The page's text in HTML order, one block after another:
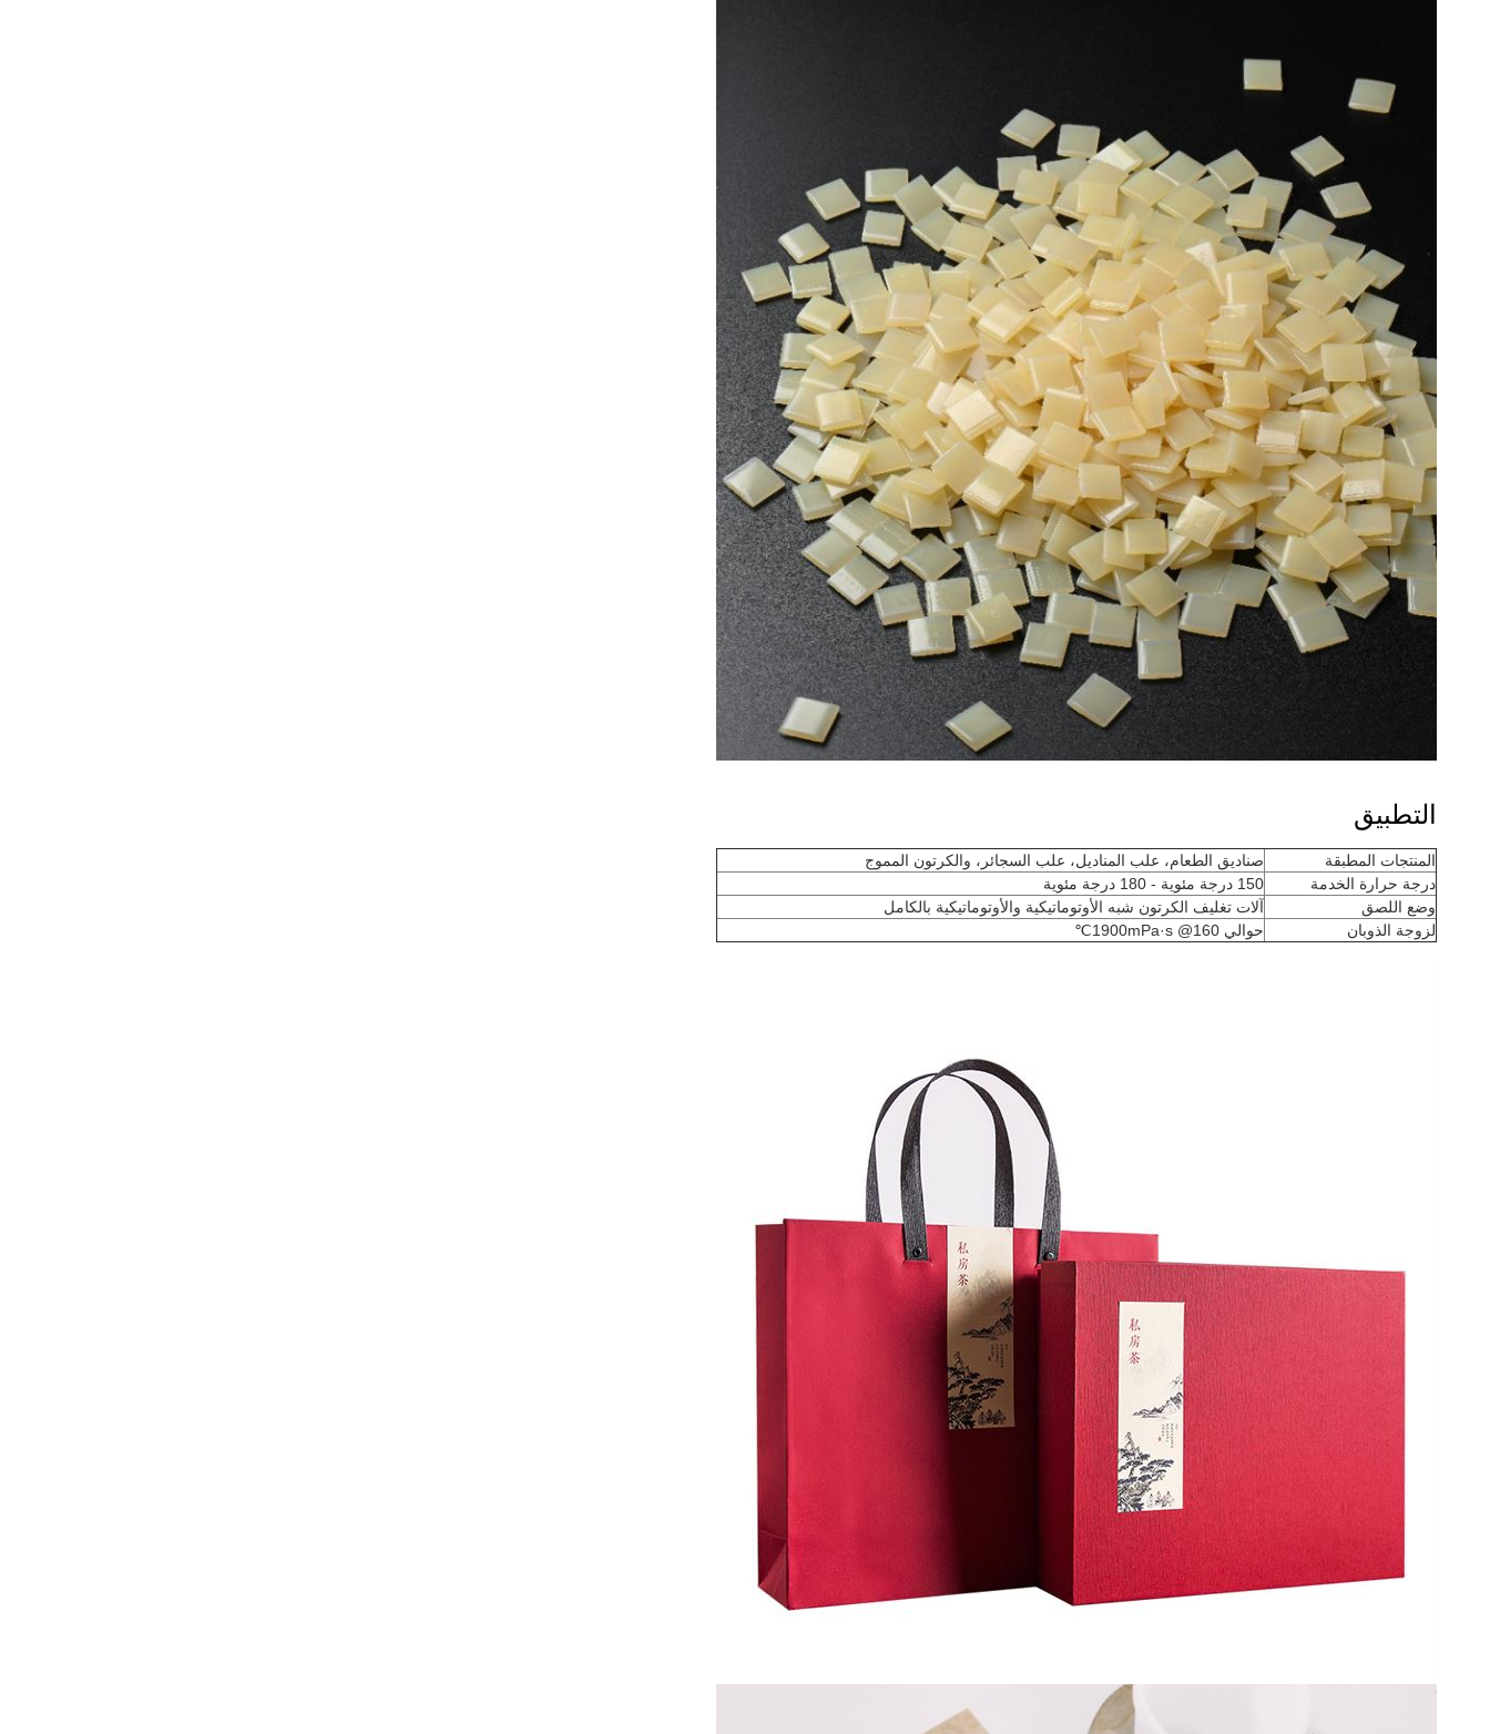
التطبيق
المنتجات المطبقة
صناديق الطعام، علب المناديل، علب السجائر، والكرتون المموج
درجة حرارة الخدمة
150 درجة مئوية - 180 درجة مئوية
وضع اللصق
آلات تغليف الكرتون شبه الأوتوماتيكية والأوتوماتيكية بالكامل
لزوجة الذوبان
حوالي 1900mPa·s @160℃